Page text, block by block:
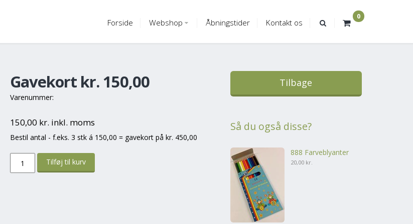
0
Forside Webshop Åbningstider Kontakt os
Gavekort kr. 150,00
Varenummer:
150,00 kr. inkl. moms
Bestil antal - f.eks. 3 stk á 150,00 = gavekort på kr. 450,00
Tilbage
Så du også disse?
888 Farveblyanter
20,00 kr.